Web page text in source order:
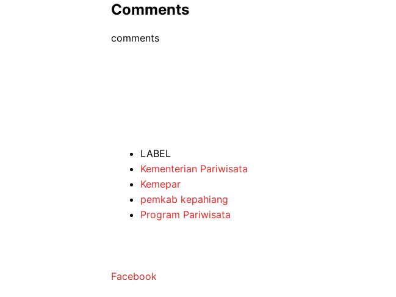
Comments
comments
LABEL
Kementerian Pariwisata
Kemepar
pemkab kepahiang
Program Pariwisata
Facebook